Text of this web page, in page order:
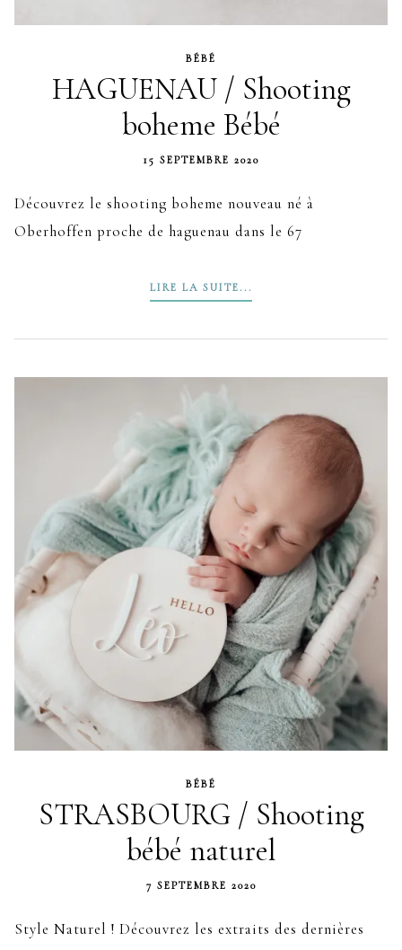
BÉBÉ
HAGUENAU / Shooting
boheme Bébé
15 SEPTEMBRE 2020
Découvrez le shooting boheme nouveau né à
Oberhoffen proche de haguenau dans le 67
LIRE LA SUITE...
BÉBÉ
STRASBOURG / Shooting
bébé naturel
7 SEPTEMBRE 2020
Style Naturel ! Découvrez les extraits des dernières